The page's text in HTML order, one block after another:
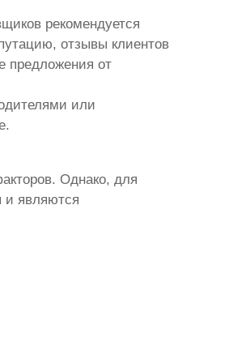
рекомендуется
отзывы клиентов
предложения от
или
Однако, для
и являются